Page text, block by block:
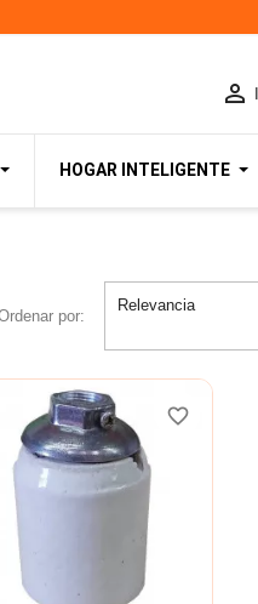

HOGAR INTELIGENTE
por:
Relevancia
favorite_border
favorite_border
favorite_border